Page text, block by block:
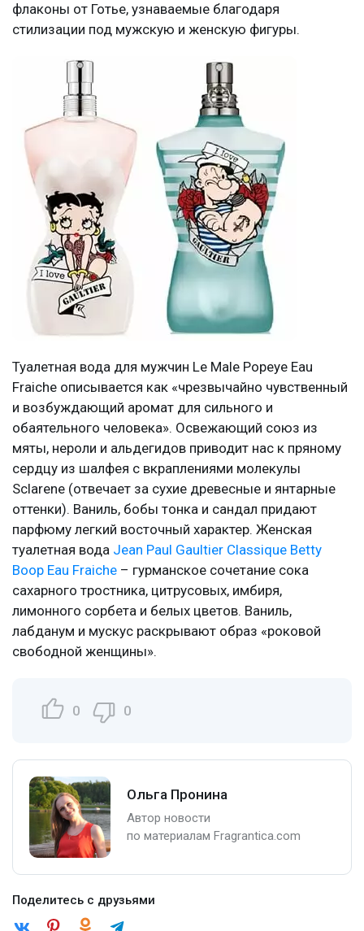
флаконы от Готье, узнаваемые благодаря
стилизации под мужскую и женскую фигуры.
Туалетная вода для мужчин Le Male Popeye Eau
Fraiche описывается как «чрезвычайно чувственный
и возбуждающий аромат для сильного и
обаятельного человека». Освежающий союз из
мяты, нероли и альдегидов приводит нас к пряному
сердцу из шалфея с вкраплениями молекулы
Sclarene (отвечает за сухие древесные и янтарные
оттенки). Ваниль, бобы тонка и сандал придают
парфюму легкий восточный характер. Женская
туалетная вода Jean Paul Gaultier Classique Betty
Boop Eau Fraiche – гурманское сочетание сока
сахарного тростника, цитрусовых, имбиря,
лимонного сорбета и белых цветов. Ваниль,
лабданум и мускус раскрывают образ «роковой
свободной женщины».
0 0
Ольга Пронина
Автор новости
по материалам Fragrantica.com
Поделитесь с друзьями